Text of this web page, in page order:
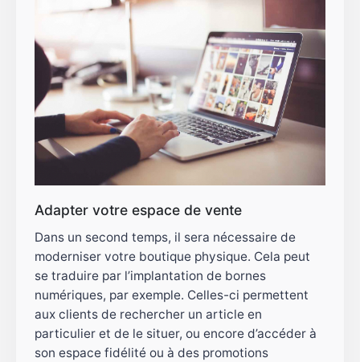
Adapter votre espace de vente
Dans un second temps, il sera nécessaire de
moderniser votre boutique physique. Cela peut
se traduire par l’implantation de bornes
numériques, par exemple. Celles-ci permettent
aux clients de rechercher un article en
particulier et de le situer, ou encore d’accéder à
son espace fidélité ou à des promotions